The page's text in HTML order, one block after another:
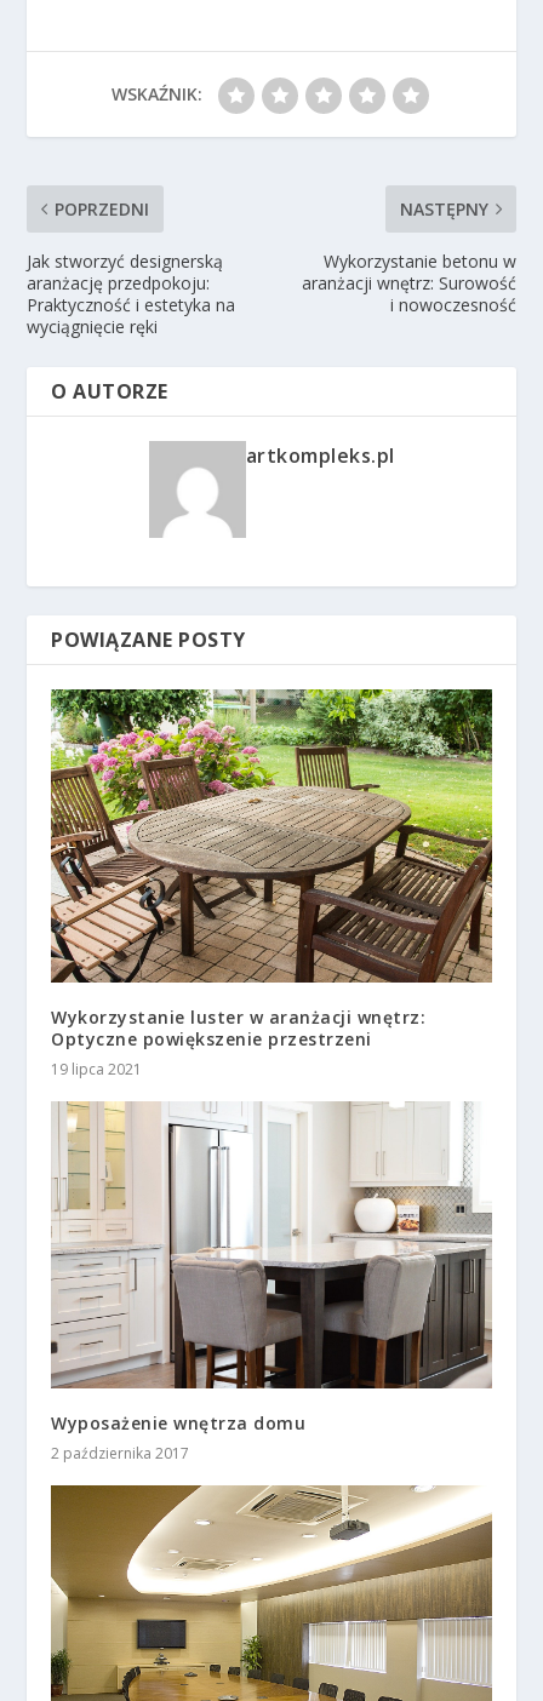
WSKAŹNIK:
POPRZEDNI
Jak stworzyć designerską
aranżację przedpokoju:
Praktyczność i estetyka na
wyciągnięcie ręki
NASTĘPNY
Wykorzystanie betonu w
aranżacji wnętrz: Surowość
i nowoczesność
O AUTORZE
artkompleks.pl
POWIĄZANE POSTY
Wykorzystanie luster w aranżacji wnętrz:
Optyczne powiększenie przestrzeni
19 lipca 2021
Wyposażenie wnętrza domu
2 października 2017